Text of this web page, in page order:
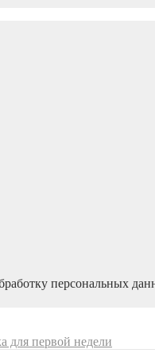
персональных
для первой недели